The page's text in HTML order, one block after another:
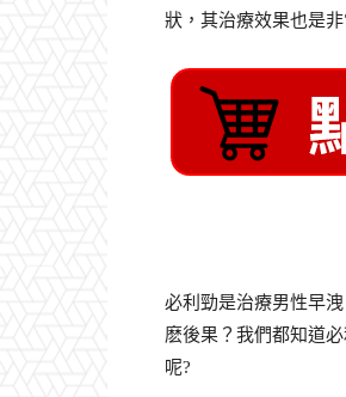
狀，其治療效果也是
必利勁是治療男性早
麽後果？我們都知道
呢?